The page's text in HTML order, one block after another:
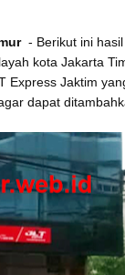
- Berikut ini hasil
kota Jakarta
Express Jaktim
dapat